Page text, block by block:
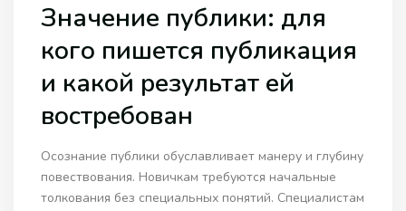
Значение публики: для
кого пишется публикация
и какой результат ей
востребован
Осознание публики обуславливает манеру и глубину
повествования. Новичкам требуются начальные
толкования без специальных понятий. Специалистам